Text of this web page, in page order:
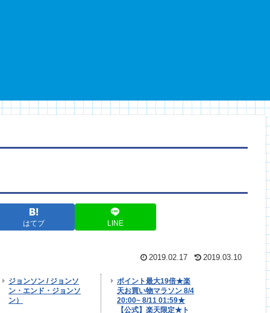
はてブ LINE
2019.02.17 2019.03.10